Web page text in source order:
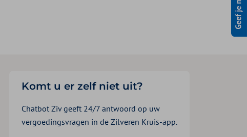
Komt u er zelf niet uit?
Chatbot Ziv geeft 24/7 antwoord op uw
vergoedingsvragen in de Zilveren Kruis-app.